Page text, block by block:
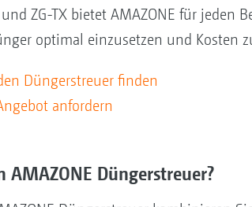
und ZG-TX bietet AMAZONE für
optimal einzusetzen und Kosten
Düngerstreuer finden
anfordern
AMAZONE Düngerstreuer?